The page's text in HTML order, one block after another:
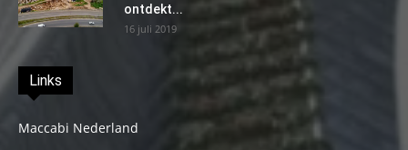
ontdekt...
16 juli 2019
Links
Maccabi Nederland